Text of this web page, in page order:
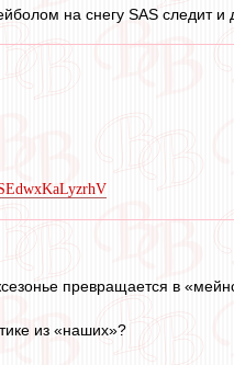
на снегу SAS следит и
превращается в
из «наших»?